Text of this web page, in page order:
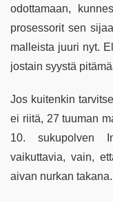
odottamaan,
prosessorit sen
malleista juuri nyt.
jostain syystä
Jos kuitenkin
ei riitä, 27 tuuman
10. sukupolven
vaikuttavia, vain,
aivan nurkan takana.